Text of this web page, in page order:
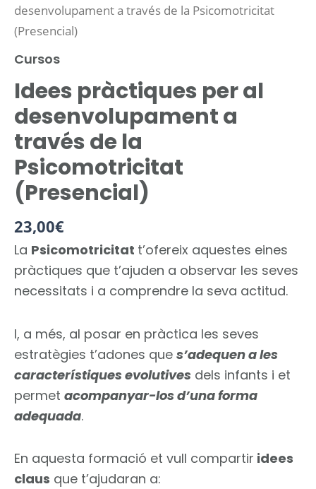
desenvolupament a través de la Psicomotricitat
(Presencial)
Cursos
Idees pràctiques per al
desenvolupament a
través de la
Psicomotricitat
(Presencial)
23,00€
La Psicomotricitat t’ofereix aquestes eines
pràctiques que t’ajuden a observar les seves
necessitats i a comprendre la seva actitud.
I, a més, al posar en pràctica les seves
estratègies t’adones que s’adequen a les
característiques evolutives dels infants i et
permet acompanyar-los d’una forma
adequada.
En aquesta formació et vull compartir idees
claus que t’ajudaran a: